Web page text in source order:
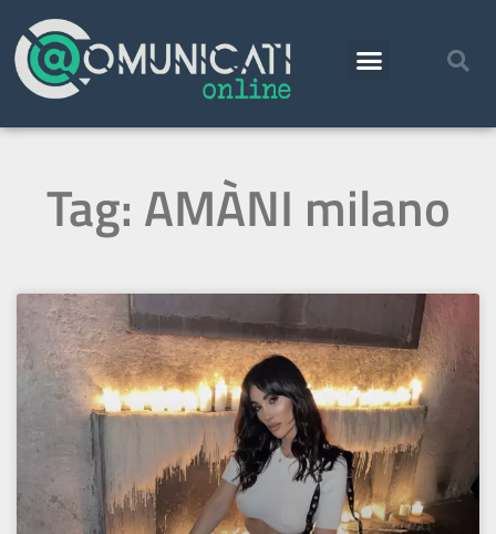
Tag: AMÀNI milano